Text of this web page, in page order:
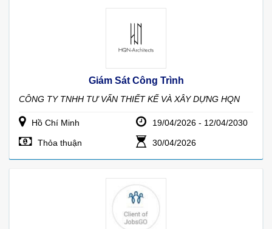
Giám Sát Công Trình
CÔNG TY TNHH TƯ VẤN THIẾT KẾ VÀ XÂY DỰNG HQN
Hồ Chí Minh 19/04/2026 - 12/04/2030
Thỏa thuận 30/04/2026